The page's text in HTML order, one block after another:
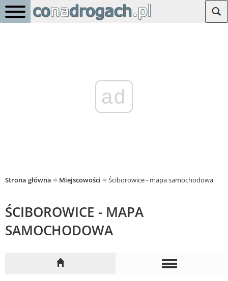
ad
Strona główna Miejscowości Ściborowice - mapa samochodowa
ŚCIBOROWICE - MAPA
SAMOCHODOWA